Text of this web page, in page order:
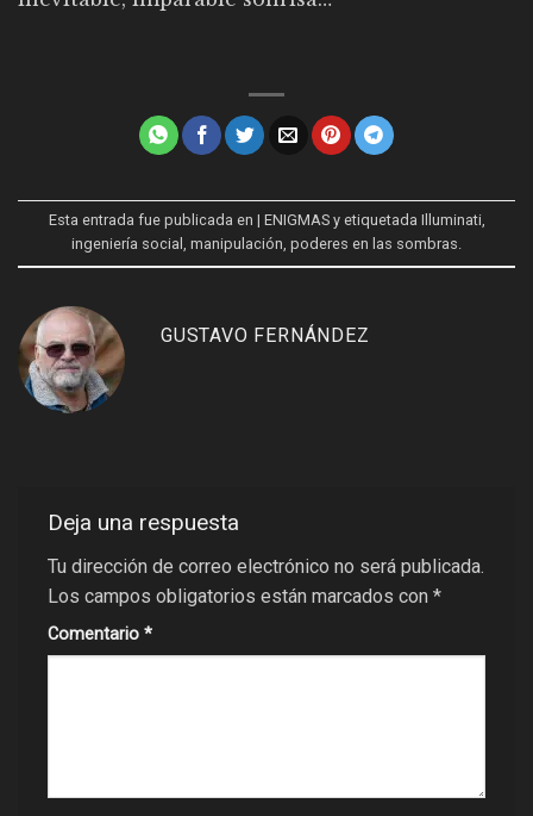
Esta entrada fue publicada en | ENIGMASy etiquetada Illuminati,
ingeniería social , manipulación, poderes en las sombras.
GUSTAVO FERNÁNDEZ
Deja una respuesta
Tu dirección de correo electrónico no será publicada.
Los campos obligatorios están marcados con *
Comentario *